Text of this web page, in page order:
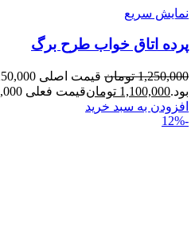
نمایش سریع
پرده اتاق خواب طرح برگ
1,250,000 تومان
بود.1,100,000 تومانقیمت فعلی 1,100,000 تومان است.
افزودن به سبد خرید
-12%